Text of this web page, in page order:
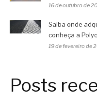
16 de outubro de
Saiba onde
conheça a
19 de fevereiro de
Posts